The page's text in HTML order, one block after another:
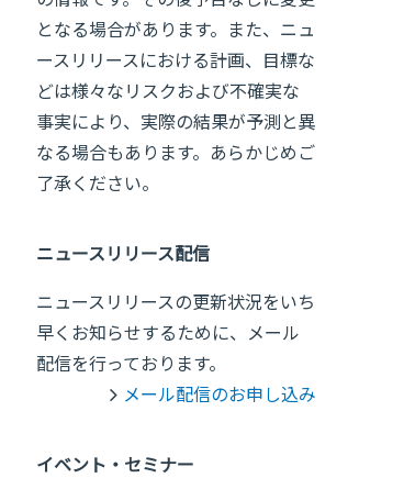
となる場合があります。また、ニュ
ースリリースにおける計画、目標な
どは様々なリスクおよび不確実な
事実により、実際の結果が予測と異
なる場合もあります。あらかじめご
了承ください。
ニュースリリース配信
ニュースリリースの更新状況をいち
早くお知らせするために、メール
配信を行っております。
メール配信のお申し込み
イベント・セミナー